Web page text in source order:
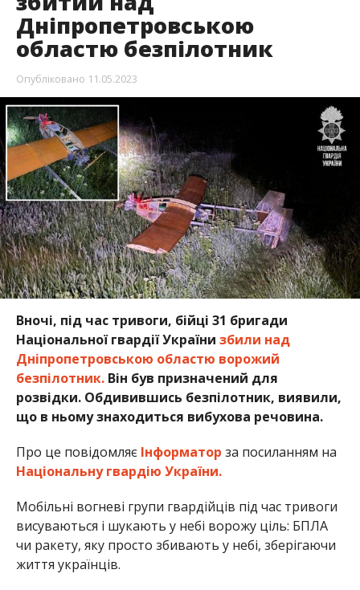
Дніпропетровською
областю безпілотник
Опубліковано 11.05.2023
Вночі, під час тривоги, бійці 31 бригади
Національної гвардії України збили над
Дніпропетровською областю ворожий
безпілотник.Він був призначений для
розвідки. Обдивившись безпілотник, виявили,
що в ньому знаходиться вибухова речовина.
Про це повідомляє Інформатор за посиланням на
Національну гвардію України.
Мобільні вогневі групи гвардійців під час тривоги
висуваються і шукають у небі ворожу ціль: БПЛА
чи ракету, яку просто збивають у небі, зберігаючи
життя українців.